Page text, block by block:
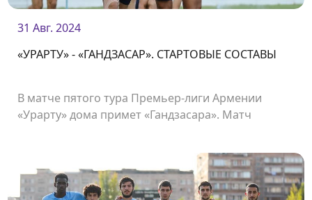
31 Авг. 2024
«УРАРТУ» - «ГАНДЗАСАР». СТАРТОВЫЕ СОСТАВЫ
В матче пятого тура Премьер-лиги Армении
«Урарту» дома примет «Гандзасара». Матч